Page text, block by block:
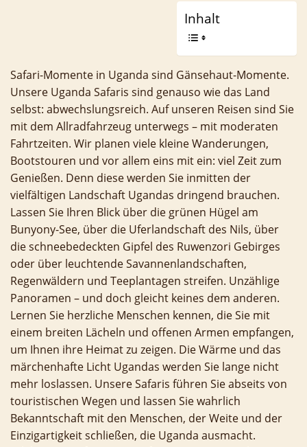
Inhalt
Safari-Momente in Uganda sind Gänsehaut-Momente.
Unsere Uganda Safaris sind genauso wie das Land
selbst: abwechslungsreich. Auf unseren Reisen sind Sie
mit dem Allradfahrzeug unterwegs – mit moderaten
Fahrtzeiten. Wir planen viele kleine Wanderungen,
Bootstouren und vor allem eins mit ein: viel Zeit zum
Genießen. Denn diese werden Sie inmitten der
vielfältigen Landschaft Ugandas dringend brauchen.
Lassen Sie Ihren Blick über die grünen Hügel am
Bunyony-See, über die Uferlandschaft des Nils, über
die schneebedeckten Gipfel des Ruwenzori Gebirges
oder über leuchtende Savannenlandschaften,
Regenwäldern und Teeplantagen streifen. Unzählige
Panoramen – und doch gleicht keines dem anderen.
Lernen Sie herzliche Menschen kennen, die Sie mit
einem breiten Lächeln und offenen Armen empfangen,
um Ihnen ihre Heimat zu zeigen. Die Wärme und das
märchenhafte Licht Ugandas werden Sie lange nicht
mehr loslassen. Unsere Safaris führen Sie abseits von
touristischen Wegen und lassen Sie wahrlich
Bekanntschaft mit den Menschen, der Weite und der
Einzigartigkeit schließen, die Uganda ausmacht.